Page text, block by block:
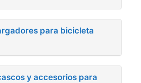
para bicicleta
y accesorios para